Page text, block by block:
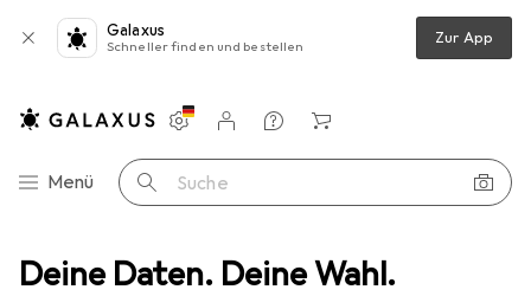
Deine Daten. Deine Wahl.
Galaxus
Schneller finden und bestellen Zur App
Navigation nach Kategorien
Menü Suche
Einstellungen
Kundenkonto
Vergleichslisten
Merklisten
Warenkorb
Bürogeräte Beschriftungsband Zebra 05095BK110D